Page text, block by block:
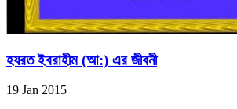
হযরত ইবরাহীম (আ:) এর জীবনী
19 Jan 2015